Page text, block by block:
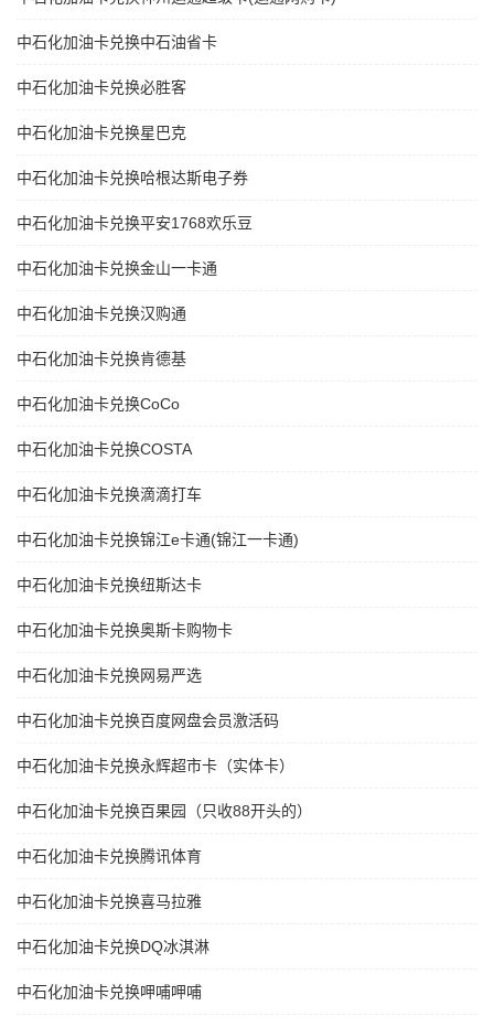
中石化加油卡兑换中石油省卡
中石化加油卡兑换必胜客
中石化加油卡兑换星巴克
中石化加油卡兑换哈根达斯电子券
中石化加油卡兑换平安1768欢乐豆
中石化加油卡兑换金山一卡通
中石化加油卡兑换汉购通
中石化加油卡兑换肯德基
中石化加油卡兑换CoCo
中石化加油卡兑换COSTA
中石化加油卡兑换滴滴打车
中石化加油卡兑换锦江e卡通(锦江一卡通)
中石化加油卡兑换纽斯达卡
中石化加油卡兑换奥斯卡购物卡
中石化加油卡兑换网易严选
中石化加油卡兑换百度网盘会员激活码
中石化加油卡兑换永辉超市卡（实体卡）
中石化加油卡兑换百果园（只收88开头的）
中石化加油卡兑换腾讯体育
中石化加油卡兑换喜马拉雅
中石化加油卡兑换DQ冰淇淋
中石化加油卡兑换呷哺呷哺